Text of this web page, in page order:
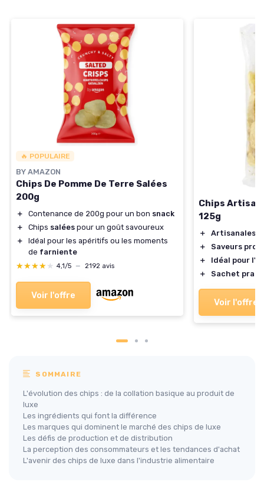
🔥 POPULAIRE
BY AMAZON
Chips De Pomme De Terre Salées
200g
＋ Contenance de 200g pour un bon snack
＋
Chips salées pour un goût savoureux
＋
Idéal pour les apéritifs ou les moments
de farniente
★★★★★
★★★★★ 4,1/5 — 2192 avis
Voir l'offre
Chips
125g
＋ Artisanales
＋
Saveurs
＋
Idéal pour
＋
Sachet
Voir l'offre
SOMMAIRE
L'évolution des chips : de la collation basique au produit de
luxe
Les ingrédients qui font la différence
Les marques qui dominent le marché des chips de luxe
Les défis de production et de distribution
La perception des consommateurs et les tendances d'achat
L'avenir des chips de luxe dans l'industrie alimentaire